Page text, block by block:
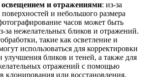
и отражениями: из-за
и небольшого размера
часов может быть
за нежелательных бликов и отражений.
такие как осветление и
использоваться для корректировки
улучшения бликов и теней, а также для
отражений с помощью
клонирования или восстановления.